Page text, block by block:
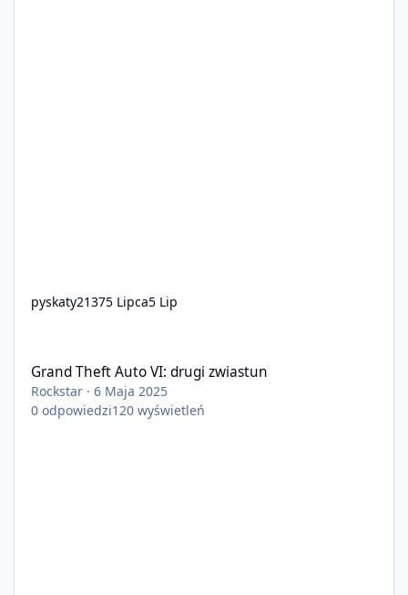
pyskaty21375 Lipca5 Lip
Grand Theft Auto VI: drugi zwiastun
Rockstar ·6 Maja 2025
0 odpowiedzi120 wyświetleń